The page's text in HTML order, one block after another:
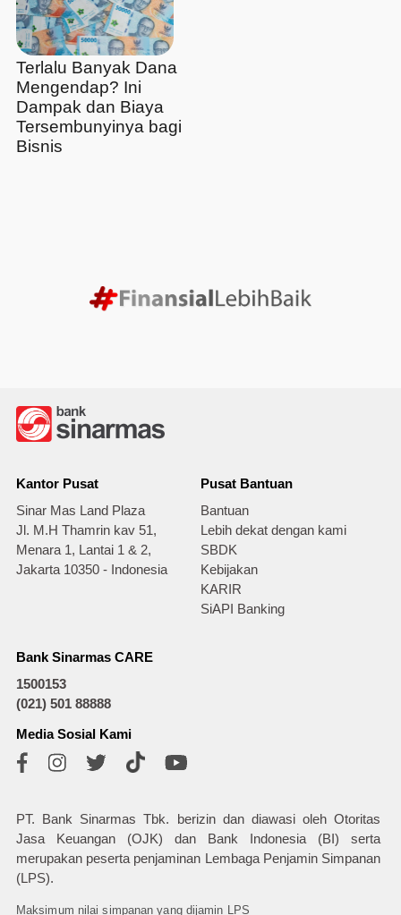
Terlalu Banyak Dana
Mengendap? Ini
Dampak dan Biaya
Tersembunyinya bagi
Bisnis
Kantor Pusat
Sinar Mas Land Plaza
Jl. M.H Thamrin kav 51,
Menara 1, Lantai 1 & 2,
Jakarta 10350 - Indonesia
Pusat Bantuan
Bantuan
Lebih dekat dengan kami
SBDK
Kebijakan
KARIR
SiAPI Banking
Bank Sinarmas CARE
1500153
(021) 501 88888
Media Sosial Kami
PT. Bank Sinarmas Tbk. berizin dan diawasi oleh Otoritas
Jasa Keuangan (OJK) dan Bank Indonesia (BI) serta
merupakan peserta penjaminan Lembaga Penjamin Simpanan
(LPS).
Maksimum nilai simpanan yang dijamin LPS